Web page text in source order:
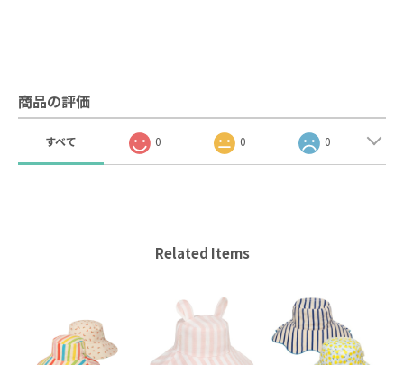
商品の評価
すべて 0 0 0
Related Items